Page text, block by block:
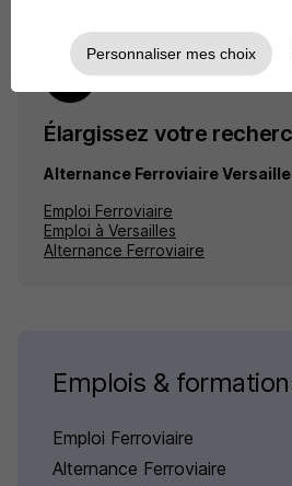
Élargissez votre
Alternance Ferroviaire
Emploi Ferroviaire
Emploi à Versailles
Alternance Ferroviaire
Emplois &
Emploi Ferroviaire
Alternance Ferroviaire
Personnaliser mes choix